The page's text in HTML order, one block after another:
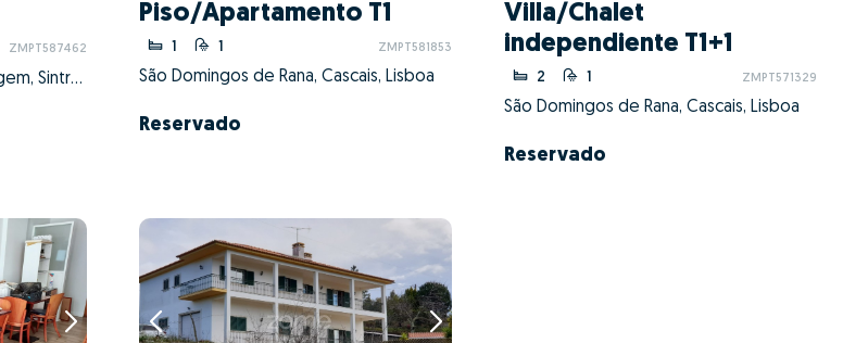
ZMPT587462
São João das Lampas e Terrugem, Sintra, Lisboa
Piso/Apartamento T1
1 1 ZMPT581853
São Domingos de Rana, Cascais, Lisboa
Reservado
Villa/Chalet
independiente T1+1
2 1 ZMPT571329
São Domingos de Rana, Cascais, Lisboa
Reservado